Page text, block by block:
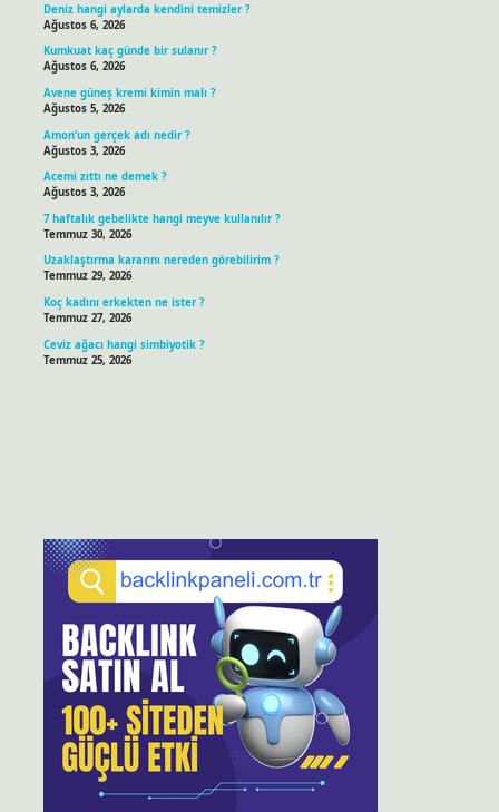
Deniz hangi aylarda kendini temizler ?
Ağustos 6, 2026
Kumkuat kaç günde bir sulanır ?
Ağustos 6, 2026
Avene güneş kremi kimin malı ?
Ağustos 5, 2026
Amon’un gerçek adı nedir ?
Ağustos 3, 2026
Acemi zıttı ne demek ?
Ağustos 3, 2026
7 haftalık gebelikte hangi meyve kullanılır ?
Temmuz 30, 2026
Uzaklaştırma kararını nereden görebilirim ?
Temmuz 29, 2026
Koç kadını erkekten ne ister ?
Temmuz 27, 2026
Ceviz ağacı hangi simbiyotik ?
Temmuz 25, 2026